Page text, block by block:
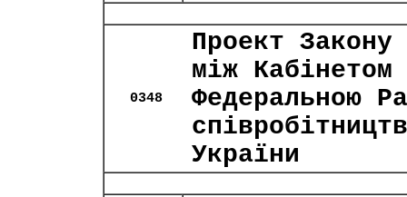
0348
Проект Закону
між
Федеральною
України